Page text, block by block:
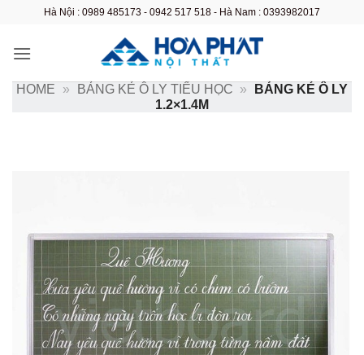
nội
Hà Nội : 0989 485173 - 0942 517 518 - Hà Nam : 0393982017
HOME » BẢNG KẺ Ô LY TIỂU HỌC »
BẢNG KẺ Ô LY
1.2×1.4M